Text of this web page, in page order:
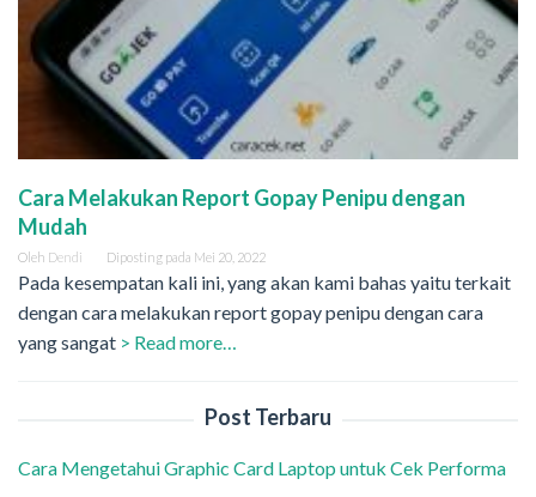
Cara Melakukan Report Gopay Penipu dengan
Mudah
Oleh Dendi Diposting pada Mei 20, 2022
Pada kesempatan kali ini, yang akan kami bahas yaitu terkait
dengan cara melakukan report gopay penipu dengan cara
yang sangat > Read more…
Post Terbaru
Cara Mengetahui Graphic Card Laptop untuk Cek Performa